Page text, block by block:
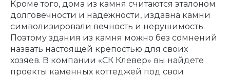
Кроме того, дома из камня считаются эталоном
долговечности и надежности, издавна камни
символизировали вечность и нерушимость.
Поэтому здания из камня можно без сомнений
назвать настоящей крепостью для своих
хозяев. В компании «СК Клевер» вы найдете
проекты каменных коттеджей под свои